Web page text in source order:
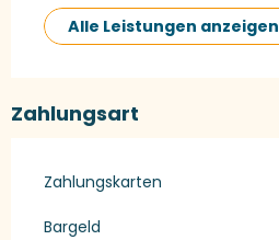
Alle Leistungen anzeigen
Zahlungsart
Zahlungskarten
Bargeld